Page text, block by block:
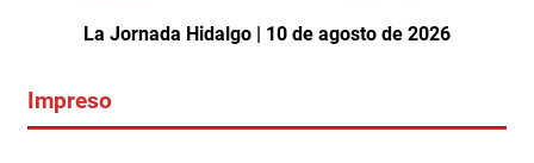
La Jornada Hidalgo | 10 de agosto de 2026
Impreso